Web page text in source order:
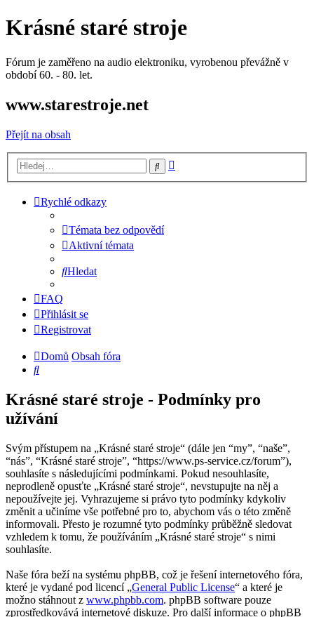
Krásné staré stroje
Fórum je zaměřeno na audio elektroniku, vyrobenou převážně v
období 60. - 80. let.
www.starestroje.net
Přejít na obsah
Hledat
Rychlé odkazy
Témata bez odpovědí
Aktivní témata
Hledat
FAQ
Přihlásit se
Registrovat
Domů Obsah fóra
Hledat
Krásné staré stroje - Podmínky pro
užívání
Svým přístupem na „Krásné staré stroje“ (dále jen “my”, “naše”,
“nás”, “Krásné staré stroje”, “https://www.ps-service.cz/forum”),
souhlasíte s následujícími podmínkami. Pokud nesouhlasíte,
neprodleně opusťte „Krásné staré stroje“, nevstupujte na něj a
nepoužívejte jej. Vyhrazujeme si právo tyto podmínky kdykoliv
změnit a učiníme vše potřebné pro to, abychom vás o této změně
informovali. Přesto je rozumné tyto podmínky průběžně sledovat
vzhledem k tomu, že používáním „Krásné staré stroje“ s nimi
souhlasíte.
Naše fóra beží na systému phpBB, což je řešení internetového fóra,
které je vydané pod licencí „General Public License“ a které je
možno stáhnout z www.phpbb.com. phpBB software pouze
zprostředkovává internetové diskuze. Pro další informace o phpBB